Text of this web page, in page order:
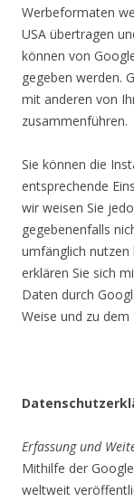
Werbeformaten
USA übertragen
können von
gegeben werden.
mit anderen von
zusammenführen.
Sie können die
entsprechende
wir weisen Sie
gegebenenfalls
umfänglich nutzen
erklären Sie sich
Daten durch
Weise und zu
Erfassung und
Mithilfe der
weltweit